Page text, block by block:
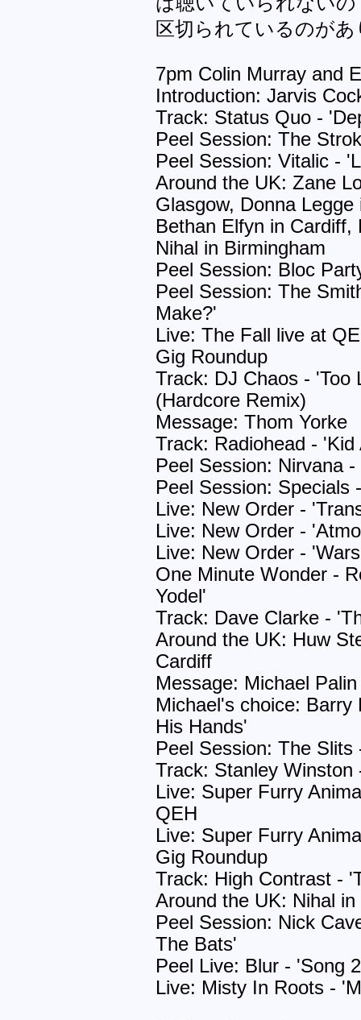
区切られているのが
7pm Colin Murray and
Introduction: Jarvis
Track: Status Quo -
Peel Session: The
Peel Session: Vitalic -
Around the UK: Zane
Glasgow, Donna
Bethan Elfyn in
Nihal in Birmingham
Peel Session: Bloc
Peel Session: The
Make?'
Live: The Fall live at
Gig Roundup
Track: DJ Chaos - 'Too
(Hardcore Remix)
Message: Thom Yorke
Track: Radiohead - 'Kid
Peel Session: Nirvana
Peel Session: Specials
Live: New Order -
Live: New Order -
Live: New Order -
One Minute Wonder -
Yodel'
Track: Dave Clarke -
Around the UK: Huw
Cardiff
Message: Michael Palin
Michael's choice:
His Hands'
Peel Session: The Slits
Track: Stanley
Live: Super Furry
QEH
Live: Super Furry
Gig Roundup
Track: High Contrast -
Around the UK: Nihal
Peel Session: Nick
The Bats'
Peel Live: Blur - 'Song
Live: Misty In Roots -